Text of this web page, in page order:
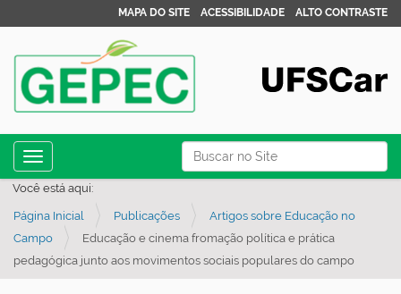
Busca
Busca Avançada…
MAPA DO SITE ACESSIBILIDADE ALTO CONTRASTE
Toggle navigation
Você está aqui:
Página Inicial Publicações
Artigos sobre Educação no
Campo
Educação e cinema fromação política e prática
pedagógica junto aos movimentos sociais populares do campo